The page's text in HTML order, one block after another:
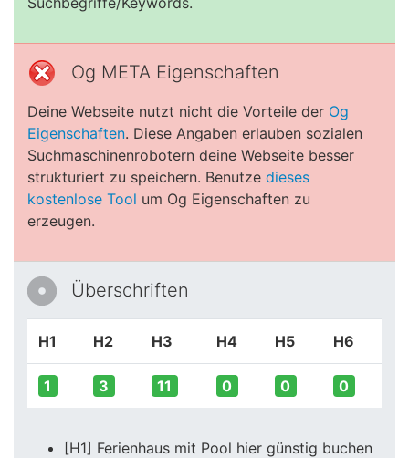
Og META Eigenschaften
Deine Webseite nutzt nicht die Vorteile der Og
Eigenschaften. Diese Angaben erlauben sozialen
Suchmaschinenrobotern deine Webseite besser
strukturiert zu speichern. Benutze dieses
kostenlose Tool um Og Eigenschaften zu
erzeugen.
Überschriften
H1 H2 H3 H4 H5 H6
1 3 11 0 0 0
[H1] Ferienhaus mit Pool hier günstig buchen